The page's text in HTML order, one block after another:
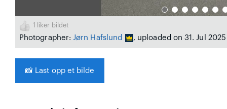
1 liker bildet
Photographer:Jørn Hafslund , uploaded on 31. Jul 2025
📸 Last opp et bilde